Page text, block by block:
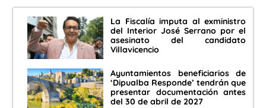
La Fiscalía imputa al exministro
del Interior José Serrano por el
asesinato del candidato
Villavicencio
Ayuntamientos beneficiarios de
‘Dipualba Responde’ tendrán que
presentar documentación antes
del 30 de abril de 2027